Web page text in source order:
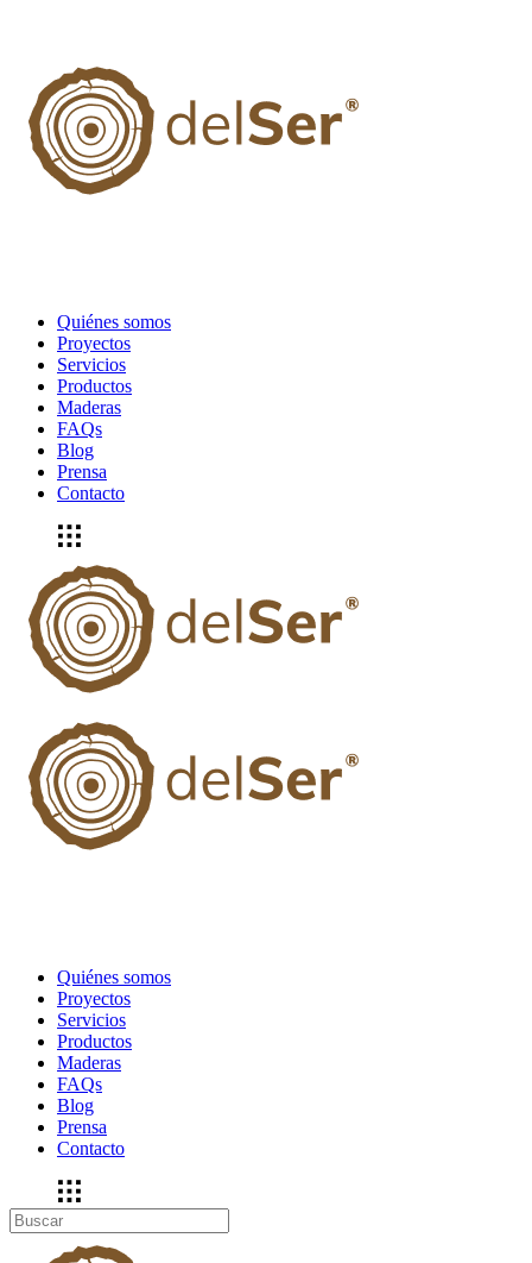
Quiénes somos
Proyectos
Servicios
Productos
Maderas
FAQs
Blog
Prensa
Contacto
Quiénes somos
Proyectos
Servicios
Productos
Maderas
FAQs
Blog
Prensa
Contacto